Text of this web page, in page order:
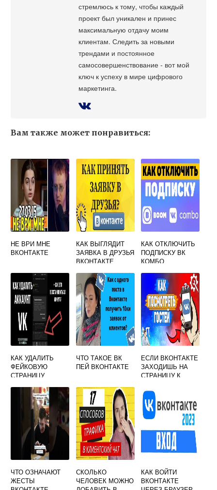
стремлюсь к тому, чтобы каждый
проект был уникален и принес
максимальную отдачу моим
клиентам. Следить за новыми
трендами и постоянное
самосовершенствование - вот мой
ключ к успеху в мире цифрового
маркетинга.
Вам также может понравиться:
НЕ ВРИ МНЕ
ВКОНТАКТЕ
КАК ВЫГЛЯДИТ
ЗАЯВКА В ДРУЗЬЯ
ВКОНТАКТЕ
КАК ОТКЛЮЧИТЬ
ПОДПИСКУ ВК
КОМБО
КАК УДАЛИТЬ
ФЕЙКОВУЮ
СТРАНИЦУ
ЧТО ТАКОЕ ВК
ПЕЙ ВКОНТАКТЕ
ЕСЛИ ВКОНТАКТЕ
ЗАХОДИШЬ НА
СТРАНИЦУ К
ВИДНО ИЛИ НЕТ
КТО ЗАХОДИЛ
ЧТО ОЗНАЧАЮТ
ЖЕСТЫ
СКОЛЬКО
ЧЕЛОВЕК МОЖНО
КАК ВОЙТИ
ВКОНТАКТЕ